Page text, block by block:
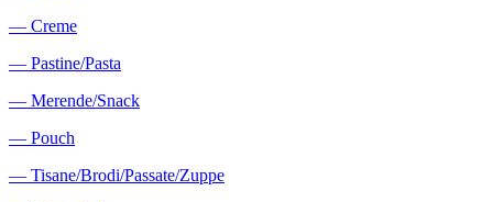
― Creme
― Pastine/Pasta
― Merende/Snack
― Pouch
― Tisane/Brodi/Passate/Zuppe